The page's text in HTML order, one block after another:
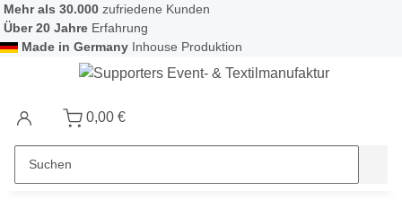
Mehr als 30.000 zufriedene Kunden
Über 20 Jahre Erfahrung
Made in Germany Inhouse Produktion
0,00 €